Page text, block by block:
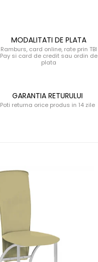
MODALITATI DE PLATA
Ramburs, card online, rate prin TBI
Pay si card de credit sau ordin de
plata
GARANTIA RETURULUI
Poti returna orice produs in 14 zile